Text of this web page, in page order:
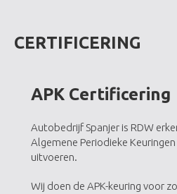
CERTIFICERING
APK Certificering
Autobedrijf Spanjer is RDW
Algemene Periodieke Keuringen
uitvoeren.
Wij doen de APK-keuring voor